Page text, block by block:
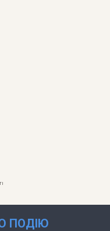
ПОДІЮ